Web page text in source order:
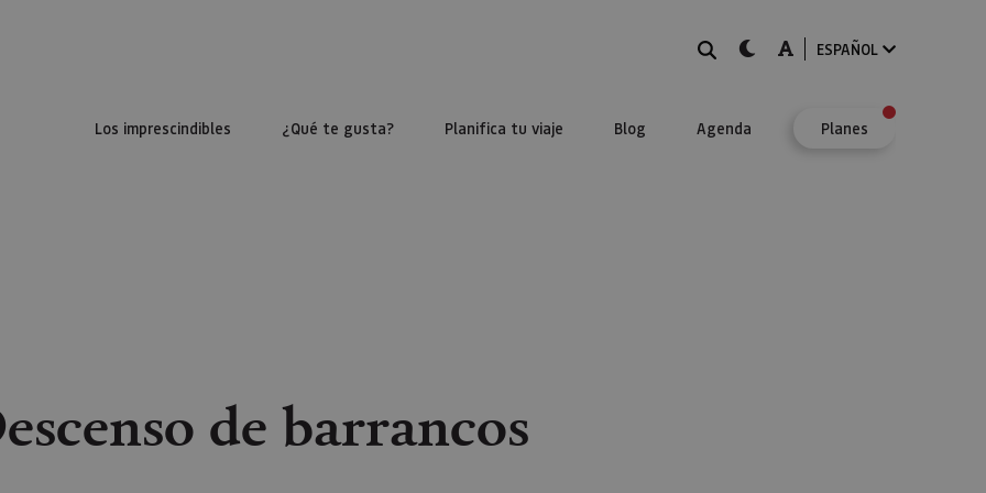
BUSCARdark-mode
A-modeESPAÑOL
Los imprescindibles ¿Qué te gusta? Planifica tu viaje Blog Agenda Planes
de barrancos